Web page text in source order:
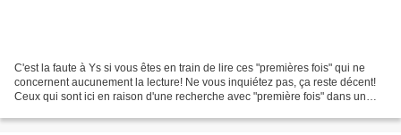
C'est la faute à Ys si vous êtes en train de lire ces "premières fois" qui ne
concernent aucunement la lecture! Ne vous inquiétez pas, ça reste décent!
Ceux qui sont ici en raison d'une recherche avec "première fois" dans un